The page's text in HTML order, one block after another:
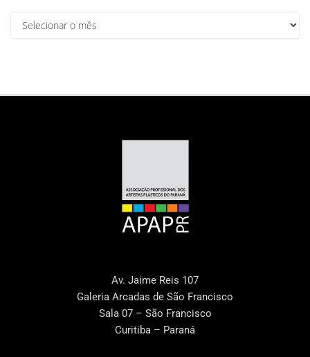
Av. Jaime Reis 107
Galeria Arcadas de São Francisco
Sala 07 – São Francisco
Curitiba – Paraná